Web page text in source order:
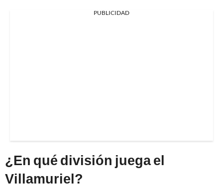
PUBLICIDAD
¿En qué división juega el
Villamuriel?